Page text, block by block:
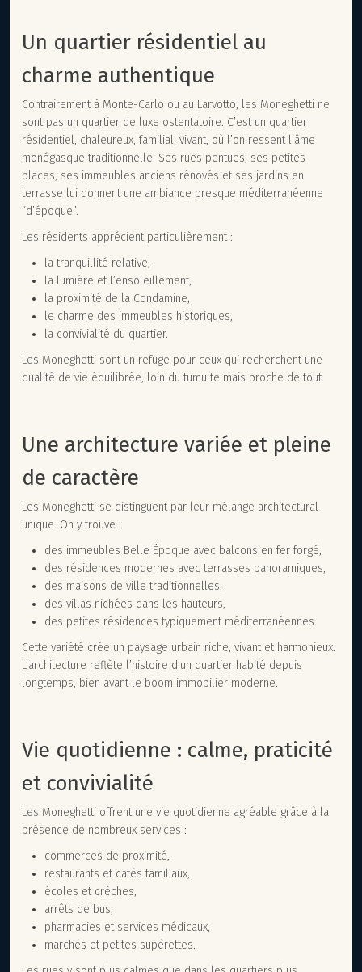
Un quartier résidentiel au
charme authentique
Contrairement à Monte-Carlo ou au Larvotto, les Moneghetti ne
sont pas un quartier de luxe ostentatoire. C’est un quartier
résidentiel, chaleureux, familial, vivant, où l’on ressent l’âme
monégasque traditionnelle. Ses rues pentues, ses petites
places, ses immeubles anciens rénovés et ses jardins en
terrasse lui donnent une ambiance presque méditerranéenne
“d’époque”.
Les résidents apprécient particulièrement :
la tranquillité relative,
la lumière et l’ensoleillement,
la proximité de la Condamine,
le charme des immeubles historiques,
la convivialité du quartier.
Les Moneghetti sont un refuge pour ceux qui recherchent une
qualité de vie équilibrée, loin du tumulte mais proche de tout.
Une architecture variée et pleine
de caractère
Les Moneghetti se distinguent par leur mélange architectural
unique. On y trouve :
des immeubles Belle Époque avec balcons en fer forgé,
des résidences modernes avec terrasses panoramiques,
des maisons de ville traditionnelles,
des villas nichées dans les hauteurs,
des petites résidences typiquement méditerranéennes.
Cette variété crée un paysage urbain riche, vivant et harmonieux.
L’architecture reflète l’histoire d’un quartier habité depuis
longtemps, bien avant le boom immobilier moderne.
Vie quotidienne : calme, praticité
et convivialité
Les Moneghetti offrent une vie quotidienne agréable grâce à la
présence de nombreux services :
commerces de proximité,
restaurants et cafés familiaux,
écoles et crèches,
arrêts de bus,
pharmacies et services médicaux,
marchés et petites supérettes.